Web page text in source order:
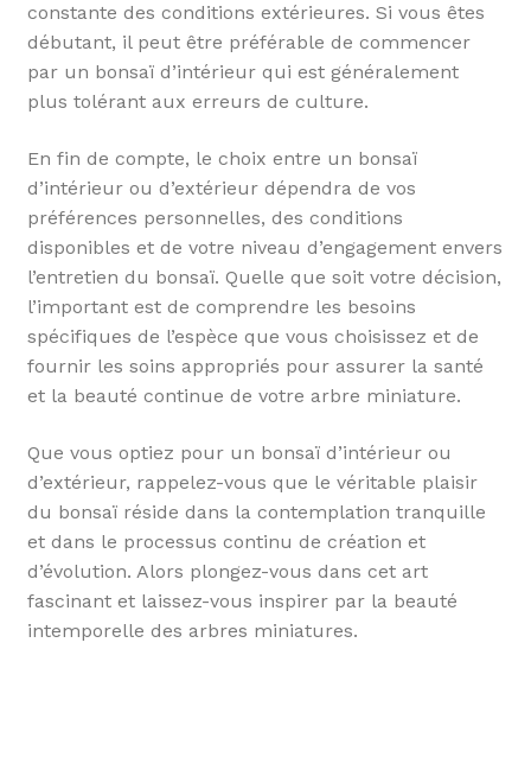
constante des conditions extérieures. Si vous êtes
débutant, il peut être préférable de commencer
par un bonsaï d’intérieur qui est généralement
plus tolérant aux erreurs de culture.
En fin de compte, le choix entre un bonsaï
d’intérieur ou d’extérieur dépendra de vos
préférences personnelles, des conditions
disponibles et de votre niveau d’engagement envers
l’entretien du bonsaï. Quelle que soit votre décision,
l’important est de comprendre les besoins
spécifiques de l’espèce que vous choisissez et de
fournir les soins appropriés pour assurer la santé
et la beauté continue de votre arbre miniature.
Que vous optiez pour un bonsaï d’intérieur ou
d’extérieur, rappelez-vous que le véritable plaisir
du bonsaï réside dans la contemplation tranquille
et dans le processus continu de création et
d’évolution. Alors plongez-vous dans cet art
fascinant et laissez-vous inspirer par la beauté
intemporelle des arbres miniatures.